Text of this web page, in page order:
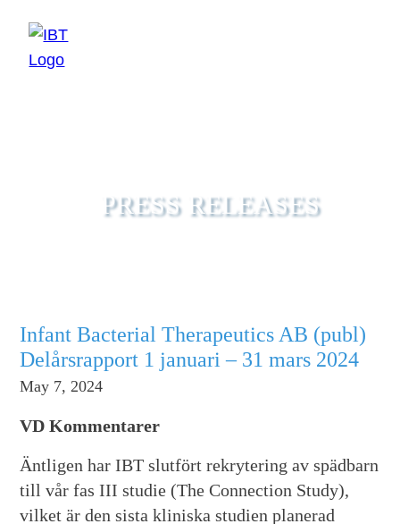
PRESS RELEASES
Infant Bacterial Therapeutics AB (publ)
Delårsrapport 1 januari – 31 mars 2024
May 7, 2024
VD Kommentarer
Äntligen har IBT slutfört rekrytering av spädbarn
till vår fas III studie (The Connection Study),
vilket är den sista kliniska studien planerad